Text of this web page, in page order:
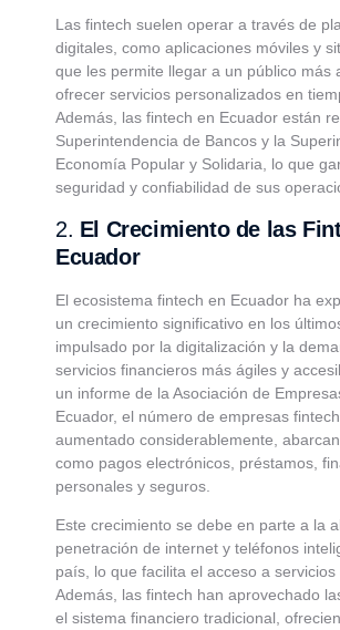
Las fintech suelen operar a través de
digitales, como aplicaciones móviles y
que les permite llegar a un público más
ofrecer servicios personalizados en
Además, las fintech en Ecuador están
Superintendencia de Bancos y la
Economía Popular y Solidaria, lo que
seguridad y confiabilidad de sus
2. El Crecimiento de las
Ecuador
El ecosistema fintech en Ecuador ha
un crecimiento significativo en los
impulsado por la digitalización y la
servicios financieros más ágiles y
un informe de la Asociación de
Ecuador, el número de empresas
aumentado considerablemente,
como pagos electrónicos, préstamos,
personales y seguros.
Este crecimiento se debe en parte a la
penetración de internet y teléfonos
país, lo que facilita el acceso a servicios
Además, las fintech han aprovechado
el sistema financiero tradicional,